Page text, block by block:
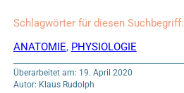
Schlagwörter für diesen Suchbegriff:
ANATOMIE, PHYSIOLOGIE
Überarbeitet am: 19. April 2020
Autor: Klaus Rudolph